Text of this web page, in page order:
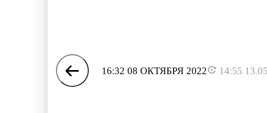
16:32 08 ОКТЯБРЯ 2022 14:55